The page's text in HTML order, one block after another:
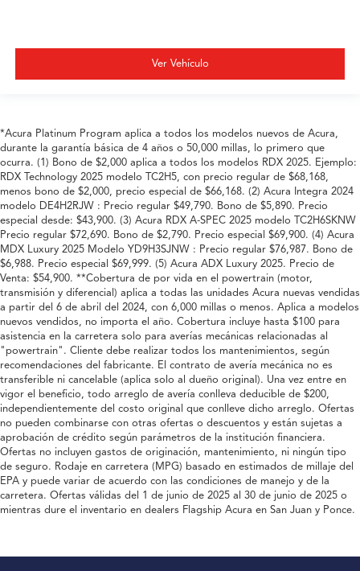
Ver Vehículo
*Acura Platinum Program aplica a todos los modelos nuevos de Acura,
durante la garantía básica de 4 años o 50,000 millas, lo primero que
ocurra. (1) Bono de $2,000 aplica a todos los modelos RDX 2025. Ejemplo:
RDX Technology 2025 modelo TC2H5, con precio regular de $68,168,
menos bono de $2,000, precio especial de $66,168. (2) Acura Integra 2024
modelo DE4H2RJW : Precio regular $49,790. Bono de $5,890. Precio
especial desde: $43,900. (3) Acura RDX A-SPEC 2025 modelo TC2H6SKNW
Precio regular $72,690. Bono de $2,790. Precio especial $69,900. (4) Acura
MDX Luxury 2025 Modelo YD9H3SJNW : Precio regular $76,987. Bono de
$6,988. Precio especial $69,999. (5) Acura ADX Luxury 2025. Precio de
Venta: $54,900. **Cobertura de por vida en el powertrain (motor,
transmisión y diferencial) aplica a todas las unidades Acura nuevas vendidas
a partir del 6 de abril del 2024, con 6,000 millas o menos. Aplica a modelos
nuevos vendidos, no importa el año. Cobertura incluye hasta $100 para
asistencia en la carretera solo para averías mecánicas relacionadas al
"powertrain". Cliente debe realizar todos los mantenimientos, según
recomendaciones del fabricante. El contrato de avería mecánica no es
transferible ni cancelable (aplica solo al dueño original). Una vez entre en
vigor el beneficio, todo arreglo de avería conlleva deducible de $200,
independientemente del costo original que conlleve dicho arreglo. Ofertas
no pueden combinarse con otras ofertas o descuentos y están sujetas a
aprobación de crédito según parámetros de la institución financiera.
Ofertas no incluyen gastos de originación, mantenimiento, ni ningún tipo
de seguro. Rodaje en carretera (MPG) basado en estimados de millaje del
EPA y puede variar de acuerdo con las condiciones de manejo y de la
carretera. Ofertas válidas del 1 de junio de 2025 al 30 de junio de 2025 o
mientras dure el inventario en dealers Flagship Acura en San Juan y Ponce.